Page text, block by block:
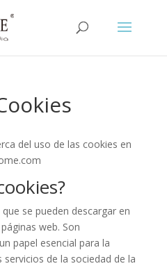
del uso de las cookies en
se pueden descargar en
web. Son
papel esencial para la
de la sociedad de la